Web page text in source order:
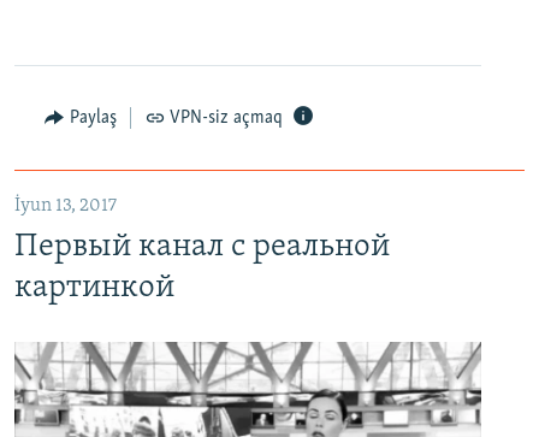
Paylaş VPN-siz açmaq
İyun 13, 2017
Первый канал с реальной
картинкой
EMBED